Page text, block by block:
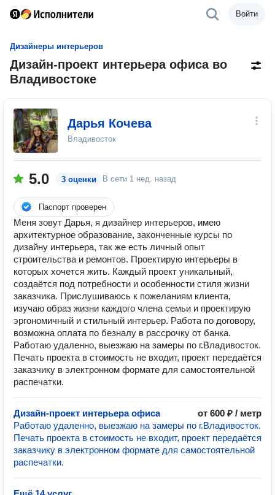
Войти
Дизайнеры интерьеров
Дизайн-проект интерьера офиса во
Владивостоке
Дарья Кочева
Владивосток
5.0 3 оценки В сети 1 нед. назад
Паспорт проверен
Меня зовут Дарья, я дизайнер интерьеров, имею
архитектурное образование, законченные курсы по
дизайну интерьера, так же есть личный опыт
строительства и ремонтов. Проектирую интерьеры в
которых хочется жить. Каждый проект уникальный,
создаётся под потребности и особенности стиля жизни
заказчика. Прислушиваюсь к пожеланиям клиента,
изучаю образ жизни каждого члена семьи и проектирую
эргономичный и стильный интерьер. Работа по договору,
возможна оплата по безналу в рассрочку от банка.
Работаю удаленно, выезжаю на замеры по г.Владивосток.
Печать проекта в стоимость не входит, проект передаётся
заказчику в электронном формате для самостоятельной
распечатки.
Дизайн-проект интерьера офиса
от 600 ₽ / метр
Работаю удаленно, выезжаю на замеры по г.Владивосток.
Печать проекта в стоимость не входит, проект передаётся
заказчику в электронном формате для самостоятельной
распечатки.